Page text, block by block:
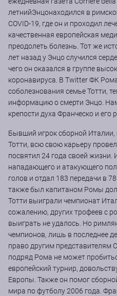
летнийЭнцонаходился в
COVID-19, где он и проходил
качественная европейская
преодолеть болезнь. Тот же
лет назад у Энцо случился
чего он оказался в группе
коронавируса. В Twitter ФК
соболезнования семье Тотти,
информацию о смерти Энцо.
крепости духа Франческо и его
Бывший игрок сборной
Тотти, всю свою карьеру
посвятил 24 года своей жизни.
нападающего и атакующего
голов и отдал 183 передачи в
также был капитаном Ромы
Тотти выиграли чемпионат
сожалению, других трофеев с
выиграть не удалось. Но
чемпионов, лишь в последнее
право другим представителям
подряд Рома не может
европейский турнир,
Европы. Также он помог
мира по футболу 2006 года.